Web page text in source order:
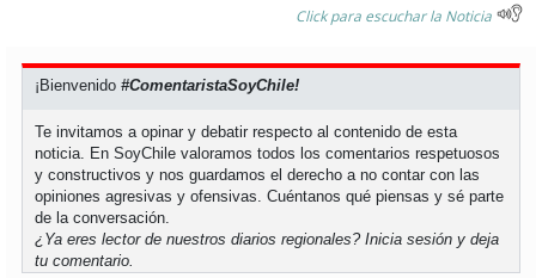
soychiloé
Click para escuchar la Noticia
¡Bienvenido#ComentaristaSoyChile!
Te invitamos a opinar y debatir respecto al contenido de esta
noticia. En SoyChile valoramos todos los comentarios respetuosos
y constructivos y nos guardamos el derecho a no contar con las
opiniones agresivas y ofensivas. Cuéntanos qué piensas y sé parte
de la conversación.
¿Ya eres lector de nuestros diarios regionales?Inicia sesión y deja
tu comentario.